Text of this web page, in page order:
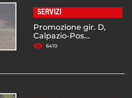
SERVIZI
Promozione gir. D,
Calpazio-Pos...
6410